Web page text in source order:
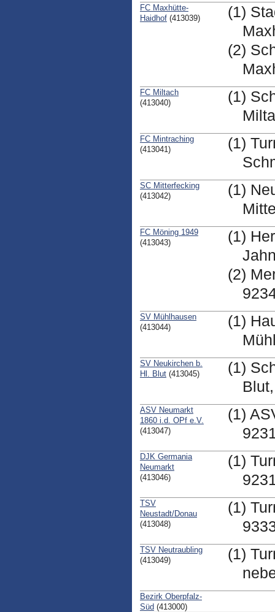
FC Maxhütte-
Haidhof(413039)
(1)
(2)
FC Miltach
(413040)
(1)
FC Mintraching
(413041)
(1)
SC Mitterfecking
(413042)
(1)
FC Möning 1949
(413043)
(1)
(2)
SV Mühlhausen
(413044)
(1)
SV Neukirchen b.
Hl. Blut(413045)
(1)
ASV Neumarkt
1860 i.d. OPf e.V.
(413047)
(1)
DJK Germania
Neumarkt
(413046)
(1)
TSV
Neustadt/Donau
(413048)
(1)
TSV Neutraubling
(413049)
(1)
Bezirk Oberpfalz-
Süd (413000)